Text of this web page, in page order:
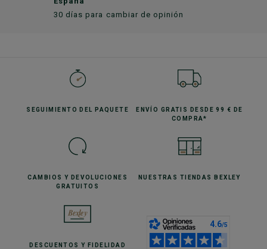
30 días para cambiar de opinión
SEGUIMIENTO DEL PAQUETE ENVÍO GRATIS
DESDE 99 € DE
COMPRA*
CAMBIOS Y DEVOLUCIONES
GRATUITOS
NUESTRAS TIENDAS BEXLEY
DESCUENTOSY FIDELIDAD